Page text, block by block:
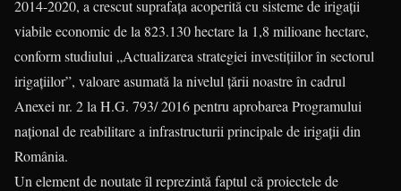
2014-2020, a crescut suprafața acoperită cu sisteme de irigații
viabile economic de la 823.130 hectare la 1,8 milioane hectare,
conform studiului „Actualizarea strategiei investițiilor în sectorul
irigațiilor”, valoare asumată la nivelul țării noastre în cadrul
Anexei nr. 2 la H.G. 793/ 2016 pentru aprobarea Programului
național de reabilitare a infrastructurii principale de irigații din
România.
Un element de noutate îl reprezintă faptul că proiectele de